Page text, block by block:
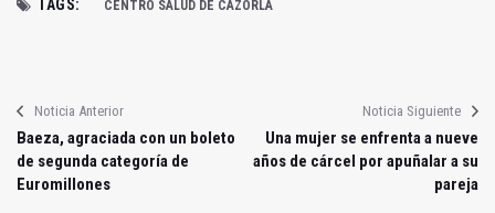
TAGS: CENTRO SALUD DE CAZORLA
Noticia Anterior
Baeza, agraciada con un boleto
de segunda categoría de
Euromillones
Noticia Siguiente
Una mujer se enfrenta a nueve
años de cárcel por apuñalar a su
pareja